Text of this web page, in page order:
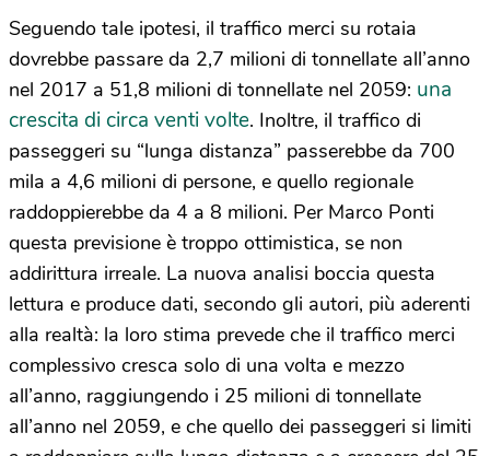
Seguendo tale ipotesi, il traffico merci su rotaia
dovrebbe passare da 2,7 milioni di tonnellate all’anno
nel 2017 a 51,8 milioni di tonnellate nel 2059: una
crescita di circa venti volte. Inoltre, il traffico di
passeggeri su “lunga distanza” passerebbe da 700
mila a 4,6 milioni di persone, e quello regionale
raddoppierebbe da 4 a 8 milioni. Per Marco Ponti
questa previsione è troppo ottimistica, se non
addirittura irreale. La nuova analisi boccia questa
lettura e produce dati, secondo gli autori, più aderenti
alla realtà: la loro stima prevede che il traffico merci
complessivo cresca solo di una volta e mezzo
all’anno, raggiungendo i 25 milioni di tonnellate
all’anno nel 2059, e che quello dei passeggeri si limiti